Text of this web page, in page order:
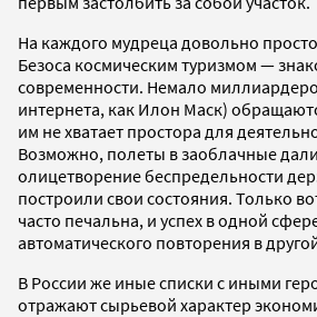
На каждого мудреца довольно
Безоса космическим туризмом —
современности. Немало
интернета, как Илон Маск)
им не хватает простора для
Возможно, полеты в заоблачные
олицетворение беспредельности
построили свои состояния. Только
часто печальна, и успех в одной
автоматического повторения в
В России же иные списки с иными
отражают сырьевой характер